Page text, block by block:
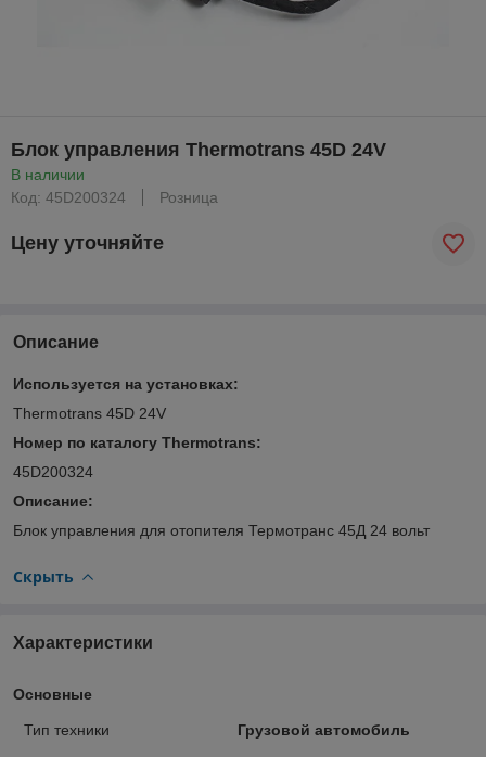
Блок управления Thermotrans 45D 24V
В наличии
Код: 45D200324
Розница
Цену уточняйте
Описание
Используется на установках:
Thermotrans 45D 24V
Номер по каталогу Thermotrans:
45D200324
Описание:
Блок управления для отопителя Термотранс 45Д 24 вольт
Скрыть
Характеристики
Основные
Тип техники
Грузовой автомобиль